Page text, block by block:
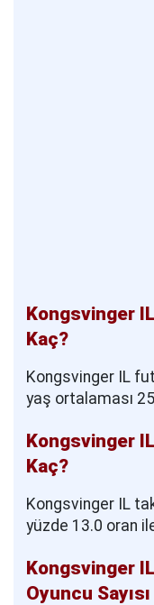
Kongsvinger
Kaç?
Kongsvinger IL
yaş ortalaması
Kongsvinger IL
Kaç?
Kongsvinger IL
yüzde 13.0 oran
Kongsvinger
Oyuncu